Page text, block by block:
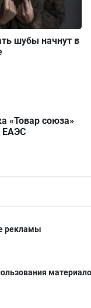
шубы начнут в
«Товар союза»
ЕАЭС
рекламы